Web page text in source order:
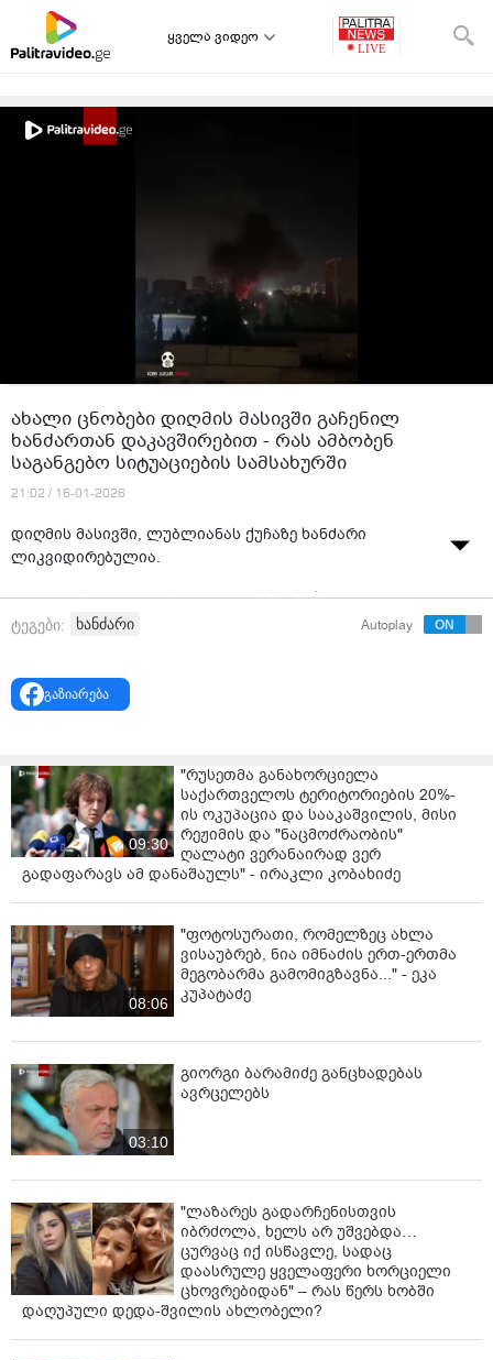
ყველა ვიდეო
ახალი ცნობები დიღმის მასივში გაჩენილ
ხანძართან დაკავშირებით - რას ამბობენ
საგანგებო სიტუაციების სამსახურში
21:02 / 16-01-2026
დიღმის მასივში, ლუბლიანას ქუჩაზე ხანძარი
ლიკვიდირებულია.
როგორც საგანგებო სიტუაციების სამსახურში
„ინტერპრესნიუსს
” განუცხადეს, შემთხვევის შედეგად
რა გახდა ცეცხლის გაჩენის მიზეზი ჯერჯერობით
უცნობია, თუმცა ადგილობრივების ინფორმაციით,
ტეგები: ხანძარი Autoplay
გაზიარება
09:30
"რუსეთმა განახორციელა
საქართველოს ტერიტორიების 20%-
ის ოკუპაცია და სააკაშვილის, მისი
რეჟიმის და "ნაცმოძრაობის"
ღალატი ვერანაირად ვერ
გადაფარავს ამ დანაშაულს" - ირაკლი კობახიძე
08:06
"ფოტოსურათი, რომელზეც ახლა
ვისაუბრებ, ნია იმნაძის ერთ-ერთმა
მეგობარმა გამომიგზავნა..." - ეკა
კუპატაძე
03:10
გიორგი ბარამიძე განცხადებას
ავრცელებს
"ლაზარეს გადარჩენისთვის
იბრძოლა, ხელს არ უშვებდა…
ცურვაც იქ ისწავლე, სადაც
დაასრულე ყველაფერი ხორციელი
ცხოვრებიდან" – რას წერს ხობში
დაღუპული დედა-შვილის ახლობელი?